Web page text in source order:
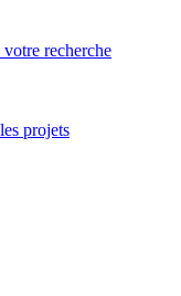
recherche
projets